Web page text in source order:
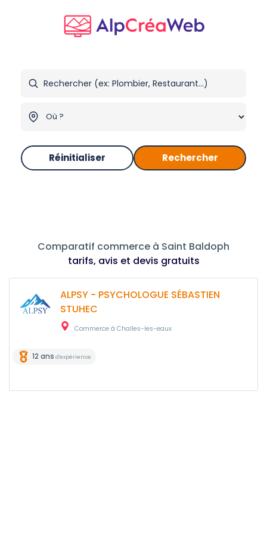
Réinitialiser Rechercher
Comparatif commerce à Saint Baldoph
tarifs, avis et devis gratuits
ALPSY - PSYCHOLOGUE SÉBASTIEN
STUHEC
Commerce à Challes-les-eaux
12 ans d'expérience